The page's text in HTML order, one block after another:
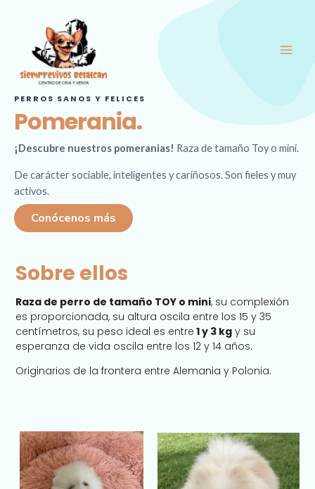
PERROS SANOS Y FELICES
Pomerania.
¡Descubre nuestros pomeranias! Raza de tamaño Toy o mini.
De carácter sociable, inteligentes y cariñosos. Son fieles y muy
activos.
Conócenos más
Sobre ellos
Raza de perro de tamaño TOY o mini, su complexión
es proporcionada, su altura oscila entre los 15 y 35
centímetros, su peso ideal es entre 1 y 3 kg y su
esperanza de vida oscila entre los 12 y 14 años.
Originarios de la frontera entre Alemania y Polonia.